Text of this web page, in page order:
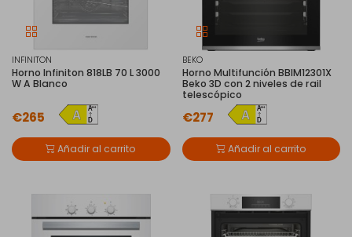
INFINITON
Horno Infiniton 818LB 70 L 3000
W A Blanco
€265
Añadir al carrito
BEKO
Horno Multifunción BBIM12301X
Beko 3D con 2 niveles de rail
telescópico
€277
Añadir al carrito